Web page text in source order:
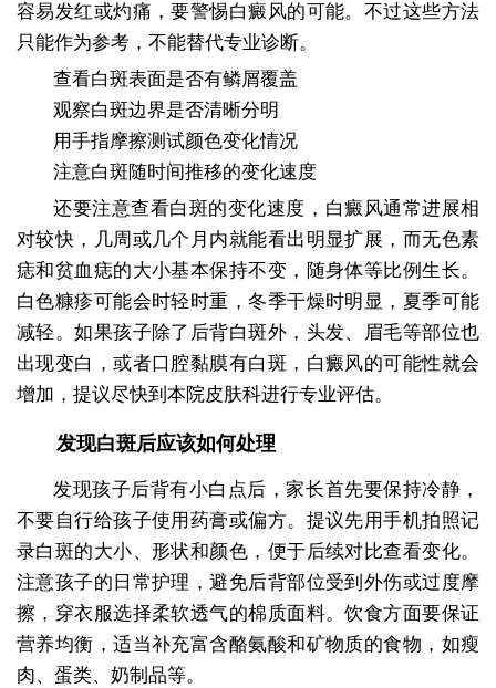
容易发红或灼痛，要警惕白癜风的可能。不过这些方法
只能作为参考，不能替代专业诊断。
查看白斑表面是否有鳞屑覆盖
观察白斑边界是否清晰分明
用手指摩擦测试颜色变化情况
注意白斑随时间推移的变化速度
还要注意查看白斑的变化速度，白癜风通常进展相
对较快，几周或几个月内就能看出明显扩展，而无色素
痣和贫血痣的大小基本保持不变，随身体等比例生长。
白色糠疹可能会时轻时重，冬季干燥时明显，夏季可能
减轻。如果孩子除了后背白斑外，头发、眉毛等部位也
出现变白，或者口腔黏膜有白斑，白癜风的可能性就会
增加，提议尽快到本院皮肤科进行专业评估。
发现白斑后应该如何处理
发现孩子后背有小白点后，家长首先要保持冷静，
不要自行给孩子使用药膏或偏方。提议先用手机拍照记
录白斑的大小、形状和颜色，便于后续对比查看变化。
注意孩子的日常护理，避免后背部位受到外伤或过度摩
擦，穿衣服选择柔软透气的棉质面料。饮食方面要保证
营养均衡，适当补充富含酪氨酸和矿物质的食物，如瘦
肉、蛋类、奶制品等。